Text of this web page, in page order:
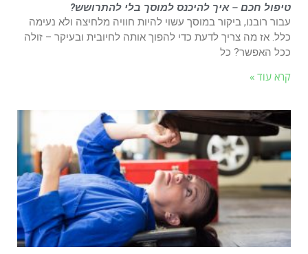
טיפול חכם – איך להיכנס למוסך בלי להתרושש?
עבור רובנו, ביקור במוסך עשוי להיות חוויה מלחיצה ולא נעימה
כלל. אז מה צריך לדעת כדי להפוך אותה לחיובית ובעיקר – זולה
ככל האפשר? כל
קרא עוד »